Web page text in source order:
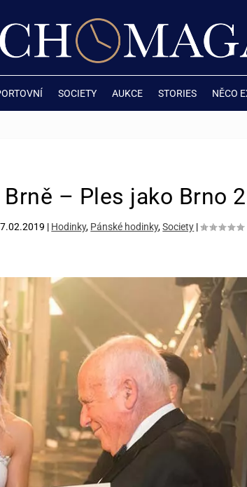
SOCIETY AUKCE STORIES NĚCO
– Ples jako Brno
| Hodinky, Pánské hodinky,Society |